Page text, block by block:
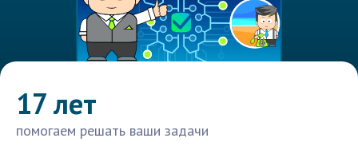
17 лет
помогаем решать ваши задачи